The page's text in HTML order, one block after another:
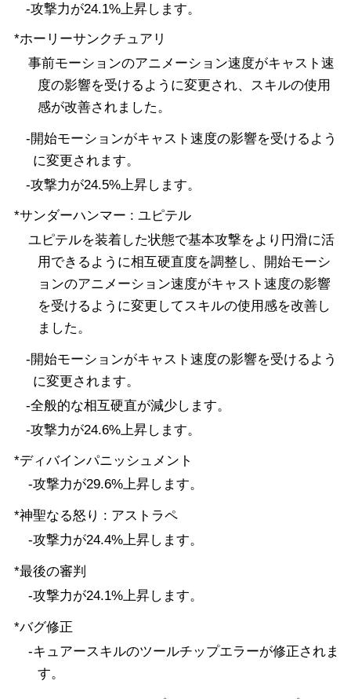
-攻撃力が24.1%上昇します。
*ホーリーサンクチュアリ
事前モーションのアニメーション速度がキャスト速
度の影響を受けるように変更され、スキルの使用
感が改善されました。
-開始モーションがキャスト速度の影響を受けるよう
に変更されます。
-攻撃力が24.5%上昇します。
*サンダーハンマー : ユピテル
ユピテルを装着した状態で基本攻撃をより円滑に活
用できるように相互硬直度を調整し、開始モーシ
ョンのアニメーション速度がキャスト速度の影響
を受けるように変更してスキルの使用感を改善し
ました。
-開始モーションがキャスト速度の影響を受けるよう
に変更されます。
-全般的な相互硬直が減少します。
-攻撃力が24.6%上昇します。
*ディバインパニッシュメント
-攻撃力が29.6%上昇します。
*神聖なる怒り : アストラペ
-攻撃力が24.4%上昇します。
*最後の審判
-攻撃力が24.1%上昇します。
*バグ修正
-キュアースキルのツールチップエラーが修正されま
す。